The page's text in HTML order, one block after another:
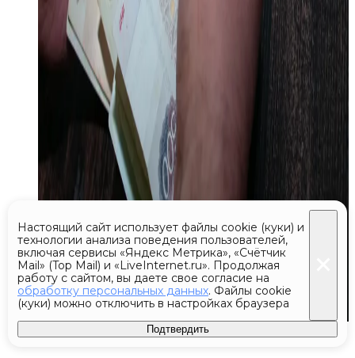
Настоящий сайт использует файлы cookie (куки) и
технологии анализа поведения пользователей,
включая сервисы «Яндекс Метрика», «Счётчик
Mail» (Top Mail) и «LiveInternet.ru». Продолжая
работу с сайтом, вы даете свое согласие на
обработку персональных данных. Файлы cookie
(куки) можно отключить в настройках браузера
Подтвердить